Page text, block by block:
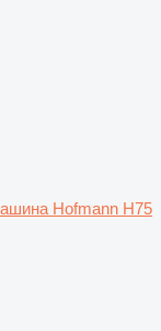
Hofmann H75